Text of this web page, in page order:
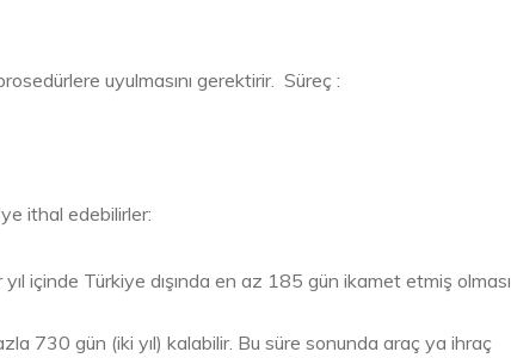
uyulmasını gerektirir. Süreç :
ithal edebilirler:
içinde Türkiye dışında en az 185 gün ikamet etmiş olması
730 gün (iki yıl) kalabilir. Bu süre sonunda araç ya ihraç